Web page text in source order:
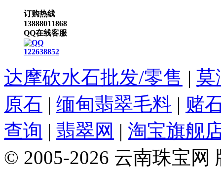
订购热线
13888011868
QQ在线客服
122638852
达摩砍水石批发/零售 | 莫
原石 | 缅甸翡翠毛料 | 赌
查询 | 翡翠网 | 淘宝旗舰
© 2005-2026 云南珠宝网